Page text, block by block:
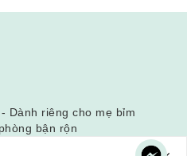
Dành riêng cho mẹ bỉm
bận rộn